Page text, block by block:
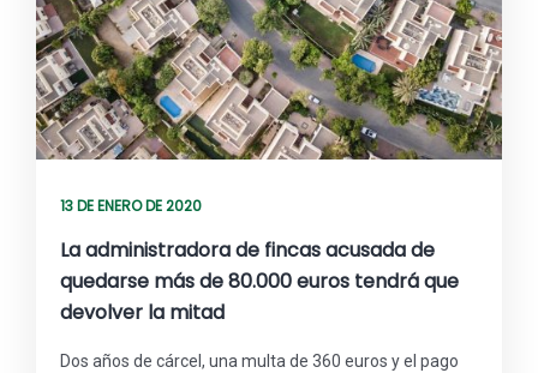
13 DE ENERO DE 2020
La administradora de fincas acusada de
quedarse más de 80.000 euros tendrá que
devolver la mitad
Dos años de cárcel, una multa de 360 euros y el pago